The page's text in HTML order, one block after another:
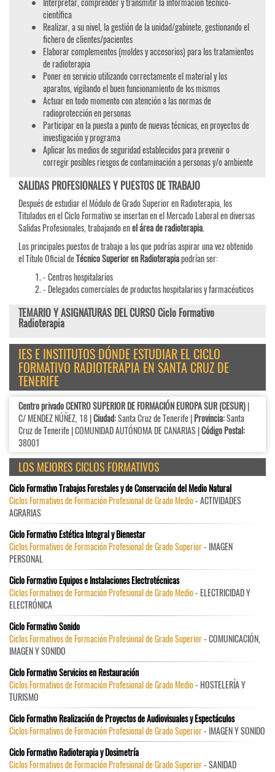
científica
Realizar, a su nivel, la gestión de la unidad/gabinete, gestionando el
fichero de clientes/pacientes
Elaborar complementos (moldes y accesorios) para los tratamientos
de radioterapia
Poner en servicio utilizando correctamente el material y los
aparatos, vigilando el buen funcionamiento de los mismos
Actuar en todo momento con atención a las normas de
radioprotección en personas
Participar en la puesta a punto de nuevas técnicas, en proyectos de
investigación y programa
Aplicar los medios de seguridad establecidos para prevenir o
corregir posibles riesgos de contaminación a personas y/o ambiente
SALIDAS PROFESIONALES Y PUESTOS DE TRABAJO
Después de estudiar el Módulo de Grado Superior en Radioterapia, los
Titulados en el Ciclo Formativo se insertan en el Mercado Laboral en diversas
Salidas Profesionales, trabajando enel área de radioterapia.
Los principales puestos de trabajo a los que podrías aspirar una vez obtenido
el Título Oficial deTécnico Superior en Radioterapiapodrían ser:
- Centros hospitalarios
- Delegados comerciales de productos hospitalarios y farmacéuticos
TEMARIO Y ASIGNATURAS DEL CURSO Ciclo Formativo
Radioterapia
IES E INSTITUTOS DÓNDE ESTUDIAR EL CICLO
FORMATIVO RADIOTERAPIA EN SANTA CRUZ DE
TENERIFE
Centro privado CENTRO SUPERIOR DE FORMACIÓN EUROPA SUR (CESUR)|
C/ MENDEZ NÚÑEZ, 18 |Ciudad:Santa Cruz de Tenerife |Provincia:Santa
Cruz de Tenerife | COMUNIDAD AUTÓNOMA DE CANARIAS |Código Postal:
38001
LOS MEJORES CICLOS FORMATIVOS
Ciclo Formativo Trabajos Forestales y de Conservación del Medio Natural
Ciclos Formativos de Formación Profesional de Grado Medio- ACTIVIDADES
AGRARIAS
Ciclo Formativo Estética Integral y Bienestar
Ciclos Formativos de Formación Profesional de Grado Superior- IMAGEN
PERSONAL
Ciclo Formativo Equipos e Instalaciones Electrotécnicas
Ciclos Formativos de Formación Profesional de Grado Medio- ELECTRICIDAD Y
ELECTRÓNICA
Ciclo Formativo Sonido
Ciclos Formativos de Formación Profesional de Grado Superior- COMUNICACIÓN,
IMAGEN Y SONIDO
Ciclo Formativo Servicios en Restauración
Ciclos Formativos de Formación Profesional de Grado Medio- HOSTELERÍA Y
TURISMO
Ciclo Formativo Realización de Proyectos de Audiovisuales y Espectáculos
Ciclos Formativos de Formación Profesional de Grado Superior- IMAGEN Y SONIDO
Ciclo Formativo Radioterapia y Dosimetría
Ciclos Formativos de Formación Profesional de Grado Superior- SANIDAD